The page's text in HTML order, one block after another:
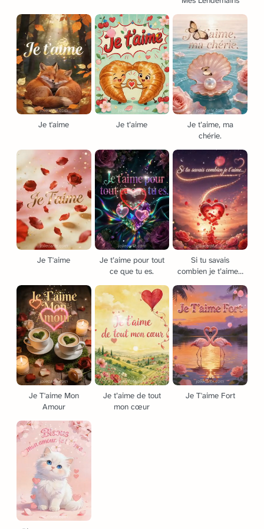
Je t'aime Je t’aime
Je t’aime, ma
chérie.
Je T'aime
Je t’aime pour tout
ce que tu es.
Si tu savais
combien je t’aime…
Je T'aime Mon
Amour
Je t’aime de tout
mon cœur
Je T'aime Fort